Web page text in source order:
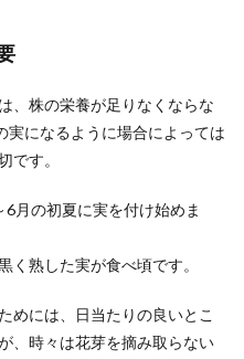
、株の栄養が足りなくならな
実になるように場合によっては
です。
月の初夏に実を付け始めま
く熟した実が食べ頃です。
めには、日当たりの良いとこ
、時々は花芽を摘み取らない